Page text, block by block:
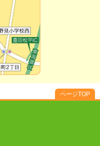
ページTOP